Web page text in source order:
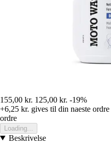
155,00 kr. 125,00 kr. -19%
+6,25 kr. gives til din naeste ordre
ordre
Loading...
Beskrivelse